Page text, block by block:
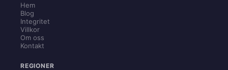
Hem
Blog
Integritet
Villkor
Om oss
Kontakt
REGIONER